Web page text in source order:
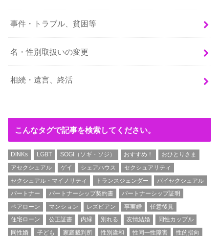
事件・トラブル、貧困等
名・性別取扱いの変更
相続・遺言、終活
こんなタグで記事を検索してください。
DINKs LGBT SOGI（ソギ・ソジ） おすすめ！
おひとりさま
アセクシュアル
ゲイ シェアハウス
セクシュアリティ
セクシュアル・マイノリティ
トランスジェンダー
バイセクシュアル
パートナー
パートナーシップ契約書
パートナーシップ証明
ペアローン
マンション レズビアン 事実婚
任意後見
住宅ローン
公正証書 内縁 別れる 友情結婚
同性カップル
同性婚
子ども 家庭裁判所 性別違和 性同一性障害 性的指向